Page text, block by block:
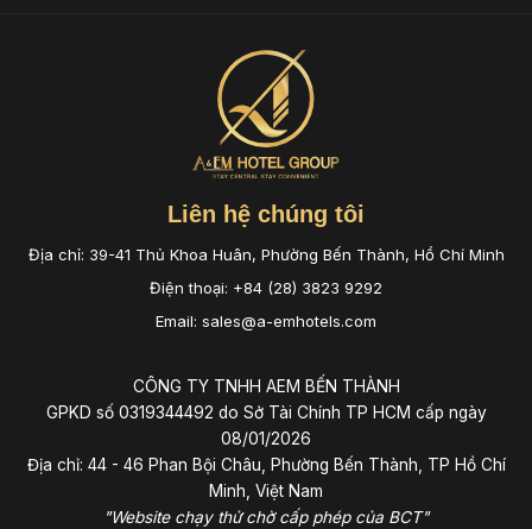
Liên hệ chúng tôi
Địa chỉ: 39-41 Thủ Khoa Huân, Phường Bến Thành, Hồ Chí Minh
Điện thoại: +84 (28) 3823 9292
Email: sales@a-emhotels.com
CÔNG TY TNHH AEM BẾN THÀNH
GPKD số 0319344492 do Sở Tài Chính TP HCM cấp ngày
08/01/2026
Địa chỉ: 44 - 46 Phan Bội Châu, Phường Bến Thành, TP Hồ Chí
Minh, Việt Nam
"Website chạy thử chờ cấp phép của BCT"